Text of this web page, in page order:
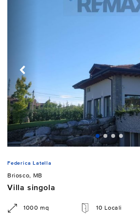
Federica Latella
Briosco, MB
Villa singola
1000 mq 10 Locali